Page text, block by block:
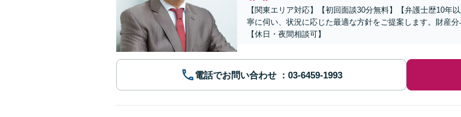
【関東エリア対応】【初回面談30分無料】【弁護士歴10
寧に伺い、状況に応じた最適な方針をご提案します。財産
【休日・夜間相談可】
電話でお問い合わせ